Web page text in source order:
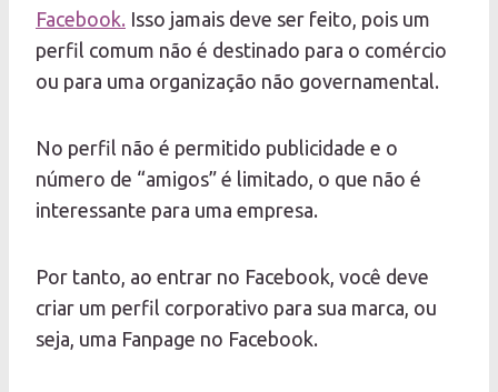
Facebook. Isso jamais deve ser feito, pois um
perfil comum não é destinado para o comércio
ou para uma organização não governamental.
No perfil não é permitido publicidade e o
número de “amigos” é limitado, o que não é
interessante para uma empresa.
Por tanto, ao entrar no Facebook, você deve
criar um perfil corporativo para sua marca, ou
seja, uma Fanpage no Facebook.